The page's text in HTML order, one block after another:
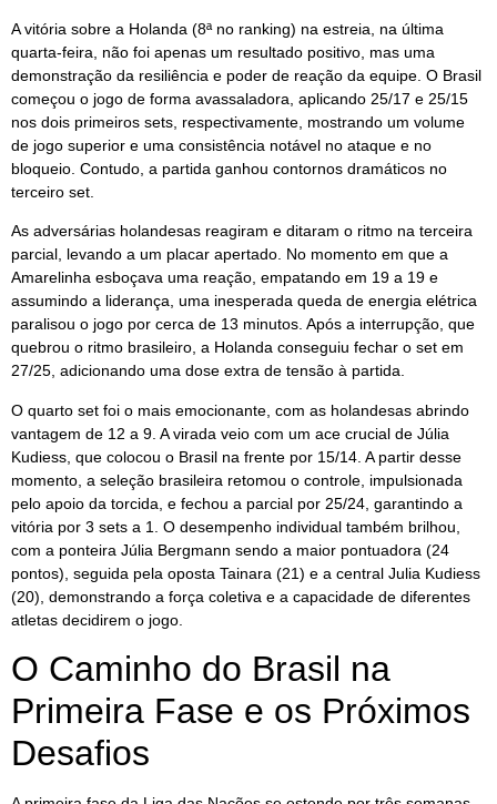
A vitória sobre a Holanda (8ª no ranking) na estreia, na última
quarta-feira, não foi apenas um resultado positivo, mas uma
demonstração da resiliência e poder de reação da equipe. O Brasil
começou o jogo de forma avassaladora, aplicando 25/17 e 25/15
nos dois primeiros sets, respectivamente, mostrando um volume
de jogo superior e uma consistência notável no ataque e no
bloqueio. Contudo, a partida ganhou contornos dramáticos no
terceiro set.
As adversárias holandesas reagiram e ditaram o ritmo na terceira
parcial, levando a um placar apertado. No momento em que a
Amarelinha esboçava uma reação, empatando em 19 a 19 e
assumindo a liderança, uma inesperada queda de energia elétrica
paralisou o jogo por cerca de 13 minutos. Após a interrupção, que
quebrou o ritmo brasileiro, a Holanda conseguiu fechar o set em
27/25, adicionando uma dose extra de tensão à partida.
O quarto set foi o mais emocionante, com as holandesas abrindo
vantagem de 12 a 9. A virada veio com um ace crucial de Júlia
Kudiess, que colocou o Brasil na frente por 15/14. A partir desse
momento, a seleção brasileira retomou o controle, impulsionada
pelo apoio da torcida, e fechou a parcial por 25/24, garantindo a
vitória por 3 sets a 1. O desempenho individual também brilhou,
com a ponteira Júlia Bergmann sendo a maior pontuadora (24
pontos), seguida pela oposta Tainara (21) e a central Julia Kudiess
(20), demonstrando a força coletiva e a capacidade de diferentes
atletas decidirem o jogo.
O Caminho do Brasil na
Primeira Fase e os Próximos
Desafios